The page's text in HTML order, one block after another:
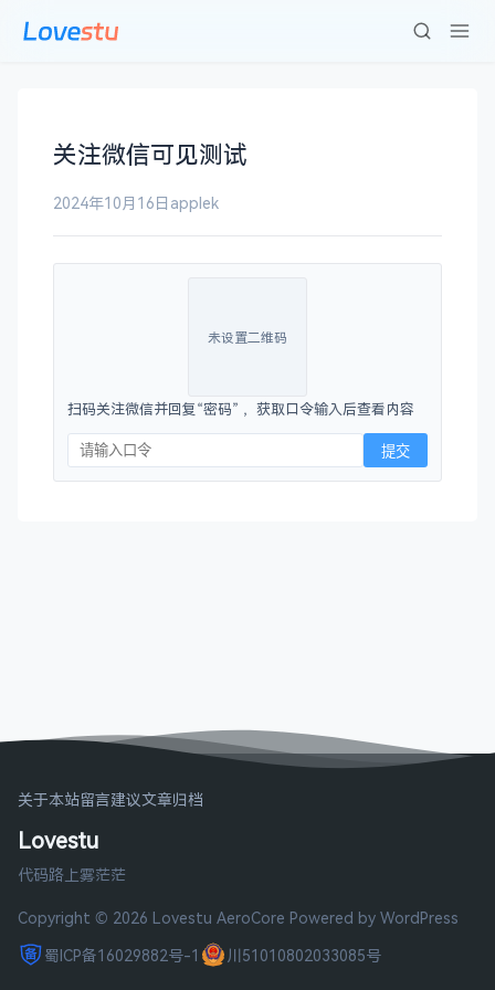
关注微信可见测试
2024年10月16日 applek
未设置二维码
扫码关注微信并回复“密码” ，获取口令输入后查看内容
提交
关于本站留言建议文章归档
Lovestu
代码路上雾茫茫
Copyright © 2026 Lovestu AeroCore Powered by WordPress
蜀ICP备16029882号-1
川51010802033085号